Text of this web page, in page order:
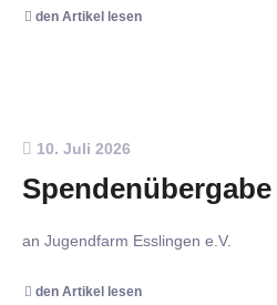
den Artikel lesen
10. Juli 2026
Spendenübergabe
an Jugendfarm Esslingen e.V.
den Artikel lesen